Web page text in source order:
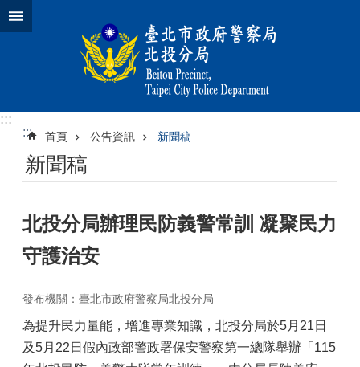
跳到主要內容區塊
:::
:::
首頁 公告資訊 新聞稿
新聞稿
北投分局辦理民防義警常訓 凝聚民力
守護治安
發布機關：臺北市政府警察局北投分局
為提升民力量能，增進專業知識，北投分局於5月21日
及5月22日假內政部警政署保安警察第一總隊舉辦「115